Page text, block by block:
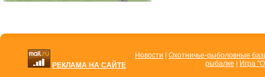
РЕКЛАМА НА САЙТЕ
Новости
Охотничье-рыболовные
рыбалке
Игра